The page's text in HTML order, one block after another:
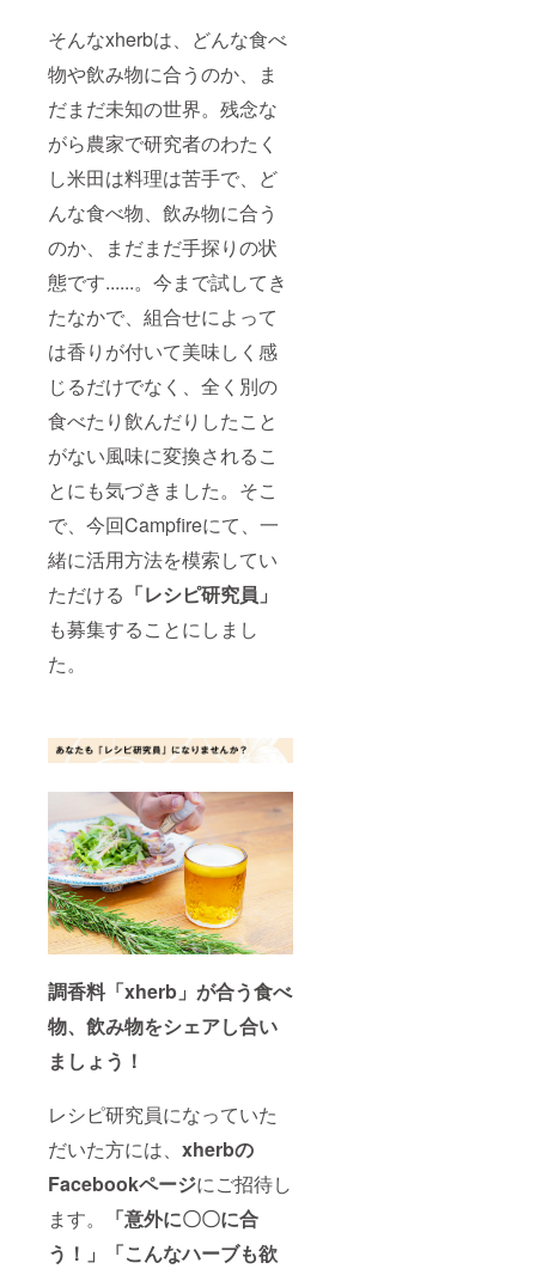
そんなxherbは、どんな食べ
物や飲み物に合うのか、ま
だまだ未知の世界。残念な
がら農家で研究者のわたく
し米田は料理は苦手で、ど
んな食べ物、飲み物に合う
のか、まだまだ手探りの状
態です......。今まで試してき
たなかで、組合せによって
は香りが付いて美味しく感
じるだけでなく、全く別の
食べたり飲んだりしたこと
がない風味に変換されるこ
とにも気づきました。そこ
で、今回Campfireにて、一
緒に活用方法を模索してい
ただける 「レシピ研究員」
も募集することにしまし
た。
調香料「xherb」が合う食べ
物、飲み物をシェアし合い
ましょう！
レシピ研究員になっていた
だいた方には、 xherbの
Facebookページにご招待し
ます。
「意外に〇〇に合
う！」「こんなハーブも欲